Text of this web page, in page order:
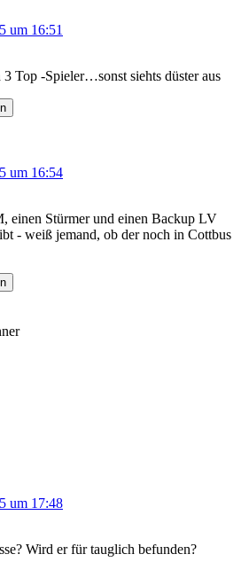
um 16:51
Top -Spieler…sonst siehts düster aus
um 16:54
einen Stürmer und einen Backup LV
- weiß jemand, ob der noch in Cottbus
um 17:48
Wird er für tauglich befunden?